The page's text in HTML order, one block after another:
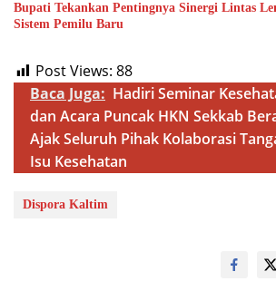
Bupati Tekankan Pentingnya Sinergi Lintas
Sistem Pemilu Baru
Post Views: 88
Baca Juga: Hadiri Seminar
dan Acara Puncak HKN Sekkab
Ajak Seluruh Pihak Kolaborasi
Isu Kesehatan
Dispora Kaltim